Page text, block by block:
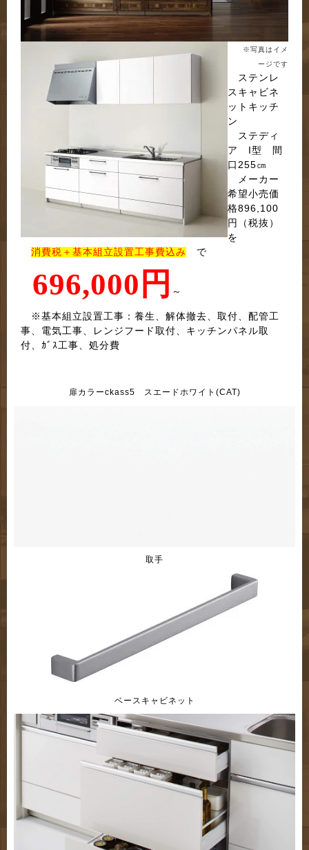
※写真はイメ
ージです
ステンレ
スキャビネ
ットキッチ
ン
ステディ
ア I型 間
口255㎝
メーカー
希望小売価
格896,100
円（税抜）
を
消費税＋基本組立設置工事費込み で
696,000 円 ～
※基本組立設置工事：養生、解体撤去、取付、配管工
事、電気工事、レンジフード取付、キッチンパネル取
付、ｶﾞｽ工事、処分費
扉カラーckass5 スエードホワイト(CAT)
取手
ベースキャビネット